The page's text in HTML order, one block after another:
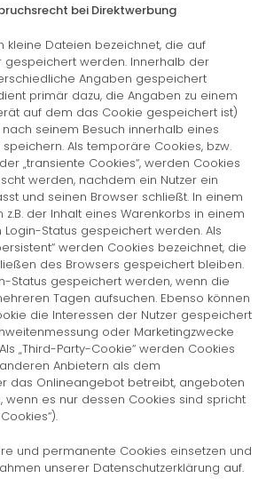
bei Direktwerbung
kleine Dateien bezeichnet, die auf
gespeichert werden. Innerhalb der
Angaben gespeichert
primär dazu, die Angaben zu einem
auf dem das Cookie gespeichert ist)
seinem Besuch innerhalb eines
Als temporäre Cookies, bzw.
„transiente Cookies“, werden Cookies
werden, nachdem ein Nutzer ein
und seinen Browser schließt. In einem
z.B. der Inhalt eines Warenkorbs in einem
Status gespeichert werden. Als
werden Cookies bezeichnet, die
des Browsers gespeichert bleiben.
Status gespeichert werden, wenn die
Tagen aufsuchen. Ebenso können
die Interessen der Nutzer gespeichert
oder Marketingzwecke
„Third-Party-Cookie“ werden Cookies
Anbietern als dem
das Onlineangebot betreibt, angeboten
es nur dessen Cookies sind spricht
und permanente Cookies einsetzen und
unserer Datenschutzerklärung auf.